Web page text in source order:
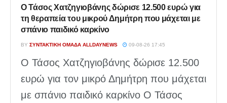
Ο Τάσος Χατζηγιοβάνης δώρισε 12.500 ευρώ για
τη θεραπεία του μικρού Δημήτρη που μάχεται με
σπάνιο παιδικό καρκίνο
BY ΣΥΝΤΑΚΤΙΚΉ ΟΜΆΔΑ ALLDAYNEWS 09-08-26 17:45
Ο Τάσος Χατζηγιοβάνης δώρισε 12.500
ευρώ για τον μικρό Δημήτρη που μάχεται
με σπάνιο παιδικό καρκίνο Ο Τάσος